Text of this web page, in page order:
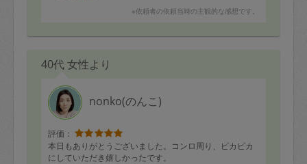
※依頼者の依頼当時の主観的な感想です。
40代 女性より
nonko(のんこ)
評価：
本日もありがとうございました。コンロ周り、ピカピカ
にしていただき嬉しかったです。